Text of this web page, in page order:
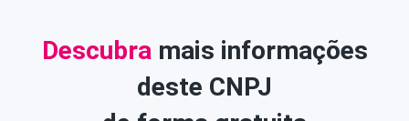
Descubra mais informações
deste CNPJ